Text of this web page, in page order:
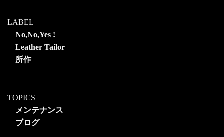
LABEL
No,No,Yes !
Leather Tailor
所作
TOPICS
メンテナンス
ブログ